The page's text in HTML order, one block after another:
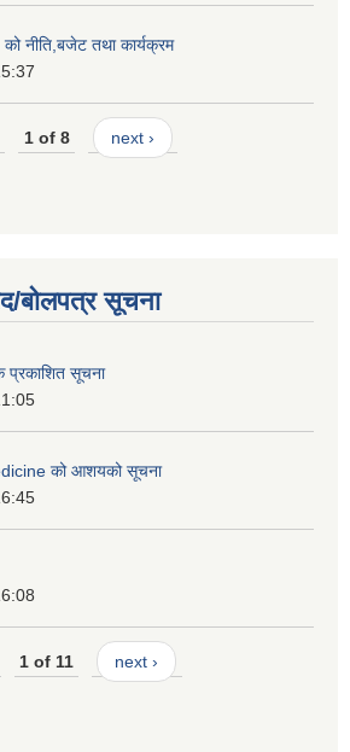
नीति,बजेट तथा कार्यक्रम
1 of 8 next ›
बोलपत्र सूचना
प्रकाशित सूचना
को आशयको सूचना
1 of 11 next ›